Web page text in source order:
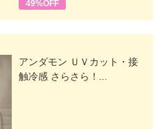
49%OFF
アンダモン ＵＶカット・接
触冷感 さらさら！...